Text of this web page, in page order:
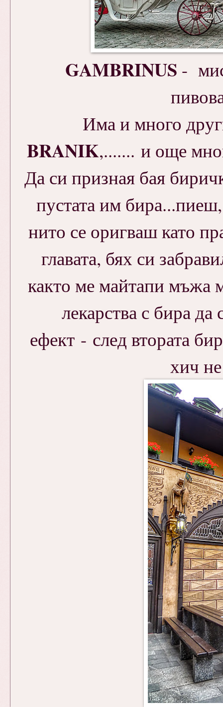
GAMBRINUS -
Има и много
BRANIK,....... и още
Да си призная бая
пустата им
нито се оригваш като
главата, бях си
както ме майтапи мъжа
лекарства с бира
ефект - след втората
хич